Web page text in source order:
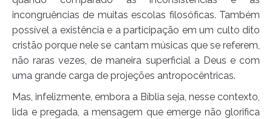
incongruências de muitas escolas filosóficas. Também
possível a existência e a participação em um culto dito
cristão porque nele se cantam músicas que se referem,
não raras vezes, de maneira superficial a Deus e com
uma grande carga de projeções antropocêntricas.
Mas, infelizmente, embora a Bíblia seja, nesse contexto,
lida e pregada, a mensagem que emerge não glorifica